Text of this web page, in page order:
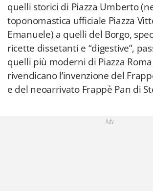
quelli storici di Piazza Umberto
toponomastica ufficiale Piazza
Emanuele) a quelli del Borgo,
ricette dissetanti e “digestive”,
quelli più moderni di Piazza
rivendicano l’invenzione del
e del neoarrivato Frappè Pan di
Adv